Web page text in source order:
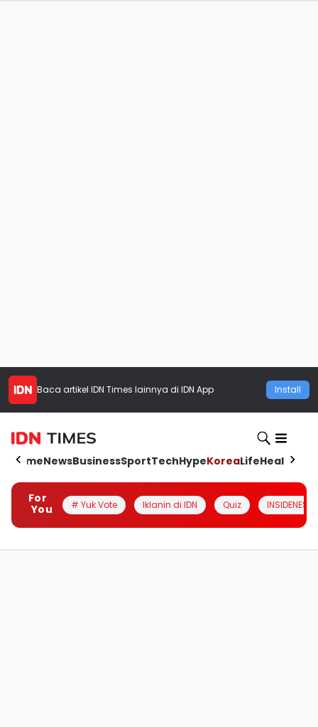
Baca artikel IDN Times lainnya di IDN App Install
HomeNewsBusinessSportTechHypeKoreaLifeHealth
For
You
# Yuk Vote Iklanin di IDN Quiz INSIDENESIA